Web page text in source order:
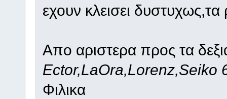
εχουν κλεισει
Απο αριστερα προς τα
Ector,LaOra,Lorenz,Seiko
Φιλικα